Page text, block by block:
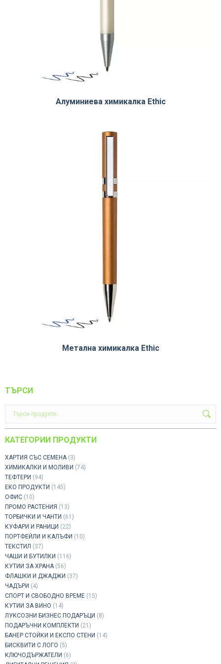
Алуминиева химикалка Ethic
Метална химикалка Ethic
ТЪРСИ
КАТЕГОРИИ ПРОДУКТИ
ХАРТИЯ СЪС СЕМЕНА (3)
ХИМИКАЛКИ И МОЛИВИ (74)
ТЕФТЕРИ (94)
ЕКО ПРОДУКТИ (145)
ОФИС (10)
ПРОМО РАСТЕНИЯ (13)
ТОРБИЧКИ И ЧАНТИ (61)
КУФАРИ И РАНИЦИ (22)
ПОРТФЕЙЛИ И КАЛЪФИ (10)
ТЕКСТИЛ (37)
ЧАШИ И БУТИЛКИ (116)
КУТИИ ЗА ХРАНА (56)
ФЛАШКИ И ДЖАДЖИ (37)
ЧАДЪРИ (4)
СПОРТ И СВОБОДНО ВРЕМЕ (15)
КУТИИ ЗА ВИНО (14)
ЛУКСОЗНИ БИЗНЕС ПОДАРЪЦИ (8)
ПОДАРЪЧНИ КОМПЛЕКТИ (21)
БАНЕР СТОЙКИ И ЕКСПО СТЕНИ (14)
БИСКВИТИ С ЛОГО (5)
КЛЮЧОДЪРЖАТЕЛИ (6)